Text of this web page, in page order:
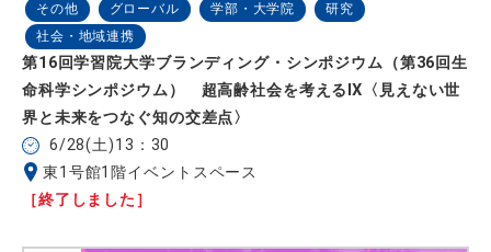
その他 グローバル 学部・大学院
研究
社会・地域連携
第16回学習院大学ブランディング・シンポジウム（第36回生
命科学シンポジウム） 超高齢社会を考えるⅨ〈見えない世
界と未来をつなぐ知の交差点〉
6/28(土)13：30
東1号館1階イベントスペース
［終了しました］